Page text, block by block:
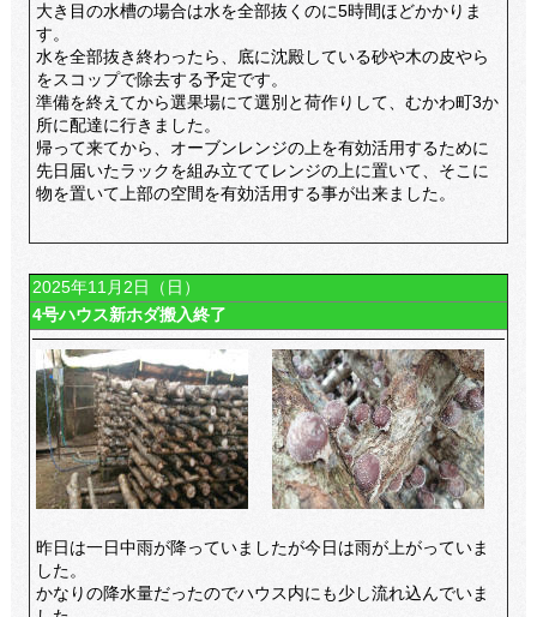
大き目の水槽の場合は水を全部抜くのに5時間ほどかかりま
す。
水を全部抜き終わったら、底に沈殿している砂や木の皮やら
をスコップで除去する予定です。
準備を終えてから選果場にて選別と荷作りして、むかわ町3か
所に配達に行きました。
帰って来てから、オーブンレンジの上を有効活用するために
先日届いたラックを組み立ててレンジの上に置いて、そこに
物を置いて上部の空間を有効活用する事が出来ました。
2025年11月2日（日）
4号ハウス新ホダ搬入終了
昨日は一日中雨が降っていましたが今日は雨が上がっていま
した。
かなりの降水量だったのでハウス内にも少し流れ込んでいま